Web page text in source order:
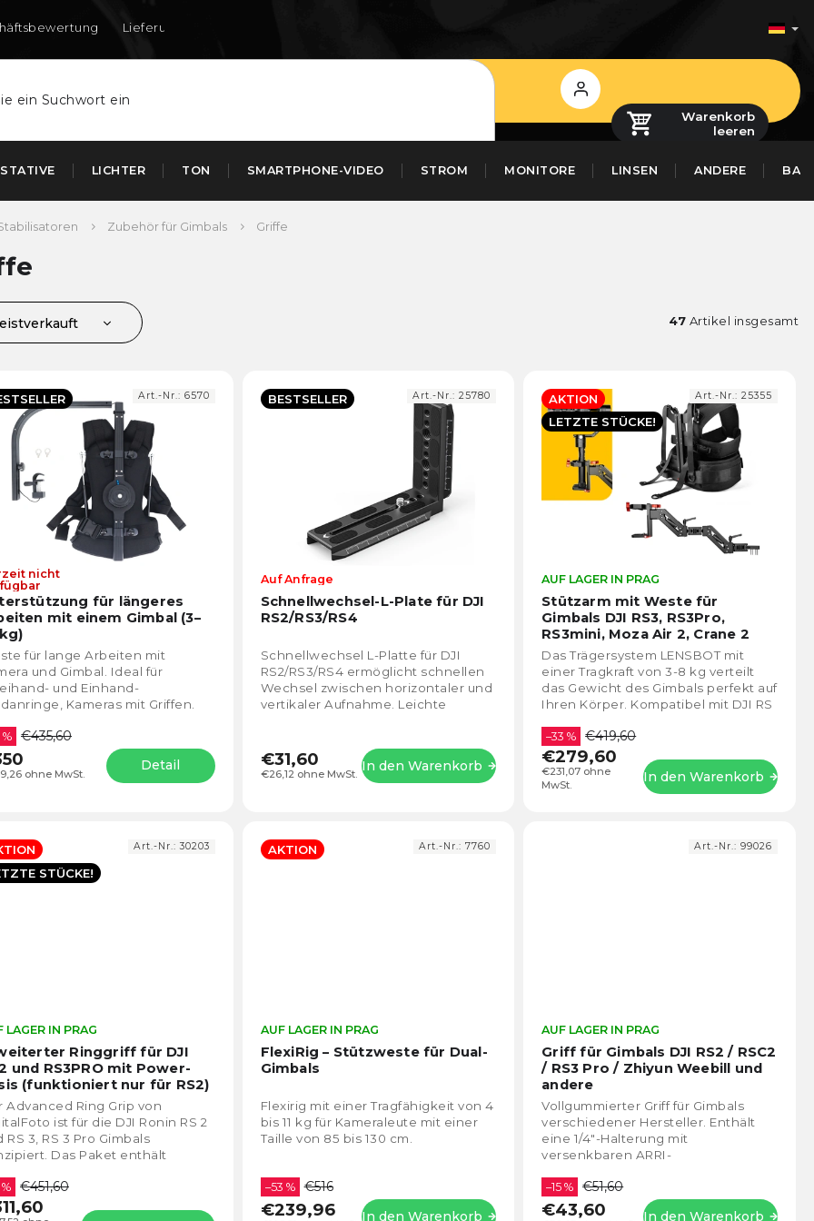
Lieferung nach DE und AT
Login
Warenkorb
leeren
STATIVE LICHTER TON SMARTPHONE-VIDEO STROM MONITORE LINSEN ANDERE
Zubehör für Gimbals Griffe
47 Artikel insgesamt
für längeres
mit einem Gimbal (3–
durchschnittliche
Produktbewertung
Sternen.
nicht
ohne MwSt.
% €435,60
Detail
für lange Arbeiten mit
und Gimbal. Ideal für
und Einhand-
Kameras mit Griffen.
Easy...
Art.-Nr.: 6570 BESTSELLER
Schnellwechsel-L-Plate für DJI
RS2/RS3/RS4
durchschnittliche
Produktbewertung
Sternen.
Auf Anfrage
€26,12 ohne MwSt.
€31,60 In den Warenkorb
Schnellwechsel L-Platte für DJI
RS2/RS3/RS4 ermöglicht schnellen
Wechsel zwischen horizontaler und
vertikaler Aufnahme. Leichte
Art.-Nr.:25780
AKTION
LETZTE STÜCKE!
Stützarm mit Weste für
Gimbals DJI RS3, RS3Pro,
RS3mini, Moza Air 2, Crane 2
5
AUF LAGER IN PRAG
€231,07 ohne
MwSt.
–33 % €419,60
€279,60
In den Warenkorb
Das Trägersystem LENSBOT mit
einer Tragkraft von 3-8 kg verteilt
das Gewicht des Gimbals perfekt auf
Ihren Körper. Kompatibel mit DJI RS
Air...
Art.-Nr.: 25355
STÜCKE!
Ringgriff für DJI
und RS3PRO mit Power-
(funktioniert nur für RS2)
durchschnittliche
Produktbewertung
LAGER IN PRAG
% €451,60
Advanced Ring Grip von
ist für die DJI Ronin RS 2
RS 3, RS 3 Pro Gimbals
Das Paket enthält
der nur
Art.-Nr.:30203 AKTION
FlexiRig – Stützweste für Dual-
Gimbals
durchschnittliche
Produktbewertung
Sternen.
AUF LAGER IN PRAG
–53 % €516
€239,96 In den Warenkorb
Flexirig mit einer Tragfähigkeit von 4
bis 11 kg für Kameraleute mit einer
Taille von 85 bis 130 cm.
Art.-Nr.:7760
Griff für Gimbals DJI RS2 / RSC2
/ RS3 Pro / Zhiyun Weebill und
andere
AUF LAGER IN PRAG
–15 % €51,60
€43,60 In den Warenkorb
Vollgummierter Griff für Gimbals
verschiedener Hersteller. Enthält
eine 1/4"-Halterung mit
versenkbaren ARRI-
Lösung, kann durch Reduktion
auch...
Art.-Nr.: 99026